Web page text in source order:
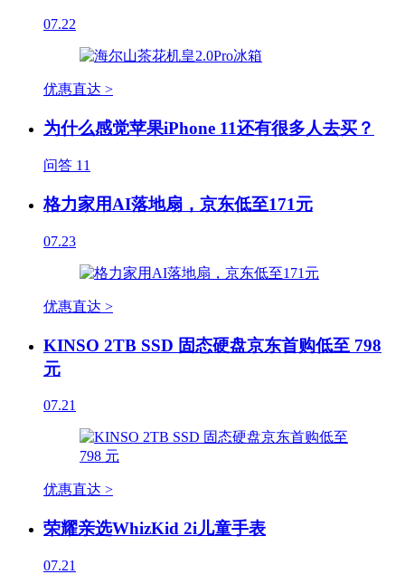
07.22
优惠直达 >
为什么感觉苹果iPhone 11还有很多人去买？
问答 11
格力家用AI落地扇，京东低至171元
07.23
优惠直达 >
KINSO 2TB SSD 固态硬盘京东首购低至 798
元
07.21
优惠直达 >
荣耀亲选WhizKid 2i儿童手表
07.21